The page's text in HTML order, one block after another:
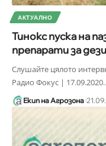
АКТУАЛНО
Тинокс пуска на
препарати за
Слушайте цялото
Радио Фокус | 17.09.2020
Екип на Агрозона